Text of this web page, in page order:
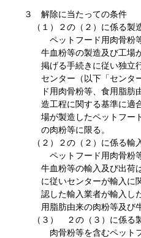
３ 解除に当たっての条件
（１）２の（２）に係る製
ペットフード用肉骨粉
牛血粉等の製造及び工場
掲げる手続きに従い独立
センター（以下「センタ
ド用肉骨粉等、食用脂肪
造工程に関する基準に適
場が製造したペットフー
の肉粉等に限る。
（２）２の（２）に係る輸
ペットフード用肉骨粉
牛血粉等の輸入及び出荷
に従いセンターが輸入に
認した輸入業者が輸入し
用脂肪由来の肉粉等及び
（３） ２の（３）に係る
肉骨粉等を含むペット